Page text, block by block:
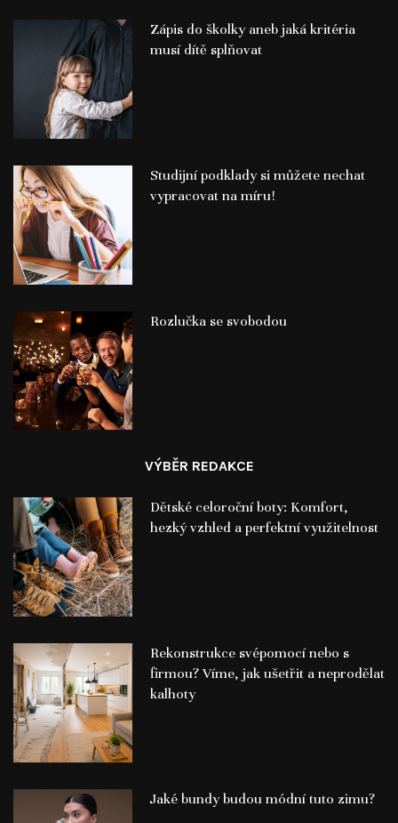
Zápis do školky aneb jaká kritéria
musí dítě splňovat
Studijní podklady si můžete nechat
vypracovat na míru!
Rozlučka se svobodou
VÝBĚR REDAKCE
Dětské celoroční boty: Komfort,
hezký vzhled a perfektní využitelnost
Rekonstrukce svépomocí nebo s
firmou? Víme, jak ušetřit a neprodělat
kalhoty
Jaké bundy budou módní tuto zimu?